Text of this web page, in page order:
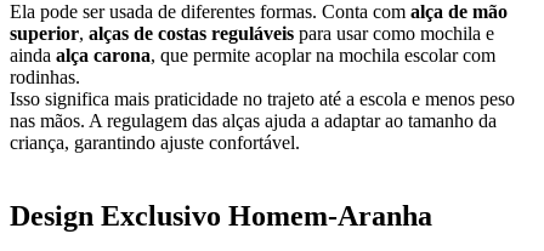
Ela pode ser usada de diferentes formas. Conta com alça de mão
superior, alças de costas reguláveis para usar como mochila e
ainda alça carona, que permite acoplar na mochila escolar com
rodinhas.
Isso significa mais praticidade no trajeto até a escola e menos peso
nas mãos. A regulagem das alças ajuda a adaptar ao tamanho da
criança, garantindo ajuste confortável.
Design Exclusivo Homem-Aranha